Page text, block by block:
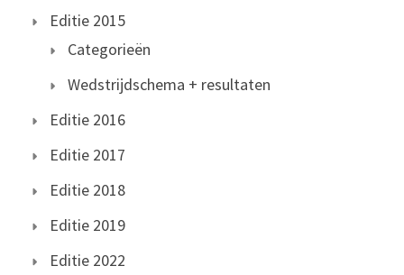
Editie 2015
Categorieën
Wedstrijdschema + resultaten
Editie 2016
Editie 2017
Editie 2018
Editie 2019
Editie 2022